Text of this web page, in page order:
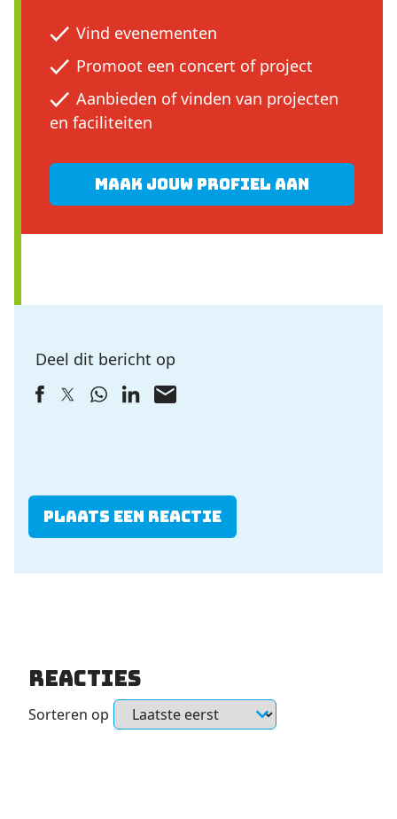
Vind evenementen
Promoot een concert of project
Aanbieden of vinden van projecten
en faciliteiten
Maak jouw profiel aan
Deel dit bericht op
Plaats een reactie
Reacties
Sorteren op